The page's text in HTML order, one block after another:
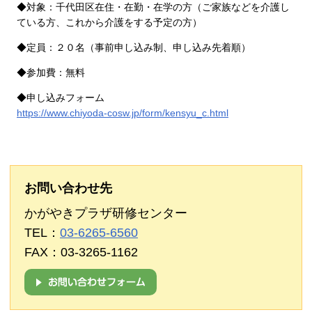
◆対象：千代田区在住・在勤・在学の方（ご家族などを介護し
ている方、これから介護をする予定の方）
◆定員：２０名（事前申し込み制、申し込み先着順）
◆参加費：無料
◆申し込みフォーム
https://www.chiyoda-cosw.jp/form/kensyu_c.html
お問い合わせ先
かがやきプラザ研修センター
TEL： 03-6265-6560
FAX：03-3265-1162